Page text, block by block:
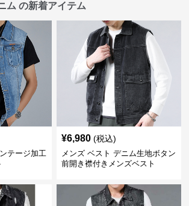
ム の新着アイテム
テージ加工
¥6,980 (税込)
メンズ ベスト デニム生地ボタン
前開き襟付きメンズベスト